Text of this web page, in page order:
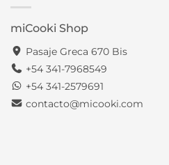
miCooki Shop
Pasaje Greca 670 Bis
+54 341-7968549
+54 341-2579691
contacto@micooki.com